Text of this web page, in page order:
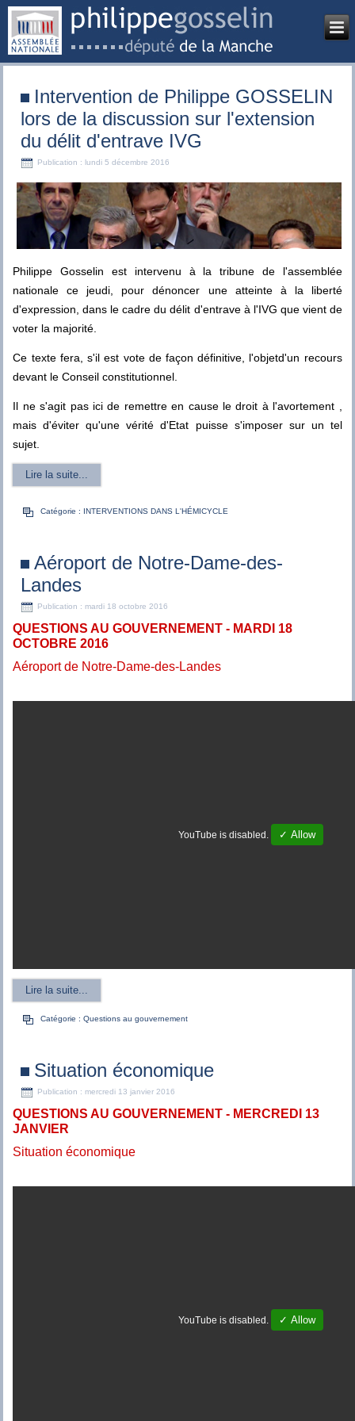
Intervention de Philippe GOSSELIN
lors de la discussion sur l'extension
du délit d'entrave IVG
Publication : lundi 5 décembre 2016
Philippe Gosselin est intervenu à la tribune de l'assemblée
nationale ce jeudi, pour dénoncer une atteinte à la liberté
d'expression, dans le cadre du délit d'entrave à l'IVG que vient de
voter la majorité.
Ce texte fera, s'il est vote de façon définitive, l'objetd'un recours
devant le Conseil constitutionnel.
Il ne s'agit pas ici de remettre en cause le droit à l'avortement ,
mais d'éviter qu'une vérité d'Etat puisse s'imposer sur un tel
sujet.
Lire la suite...
Catégorie : INTERVENTIONS DANS L'HÉMICYCLE
Aéroport de Notre-Dame-des-
Landes
Publication : mardi 18 octobre 2016
QUESTIONS AU GOUVERNEMENT - MARDI 18
OCTOBRE 2016
Aéroport de Notre-Dame-des-Landes
YouTube is disabled. ✓ Allow
Lire la suite...
Catégorie :Questions au gouvernement
Situation économique
Publication : mercredi 13 janvier 2016
QUESTIONS AU GOUVERNEMENT - MERCREDI 13
JANVIER
Situation économique
YouTube is disabled. ✓ Allow